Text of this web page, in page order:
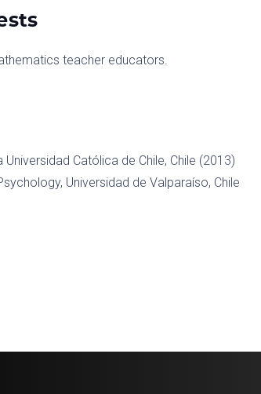
teacher educators.
Católica de Chile, Chile (2013)
Universidad de Valparaíso, Chile